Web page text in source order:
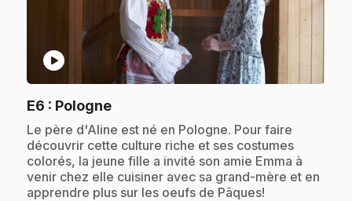
play_circle
E6 : Pologne.
.Le père d'Aline est né en Pologne. Pour faire
découvrir cette culture riche et ses costumes
colorés, la jeune fille a invité son amie Emma à
venir chez elle cuisiner avec sa grand-mère et en
apprendre plus sur les oeufs de Pâques!